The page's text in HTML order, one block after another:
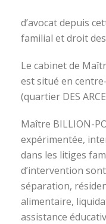
d’avocat depuis
familial et droit
Le cabinet de
est situé en
(quartier DES
Maître BILLION-
expérimentée,
dans les litiges
d’intervention
séparation,
alimentaire,
assistance